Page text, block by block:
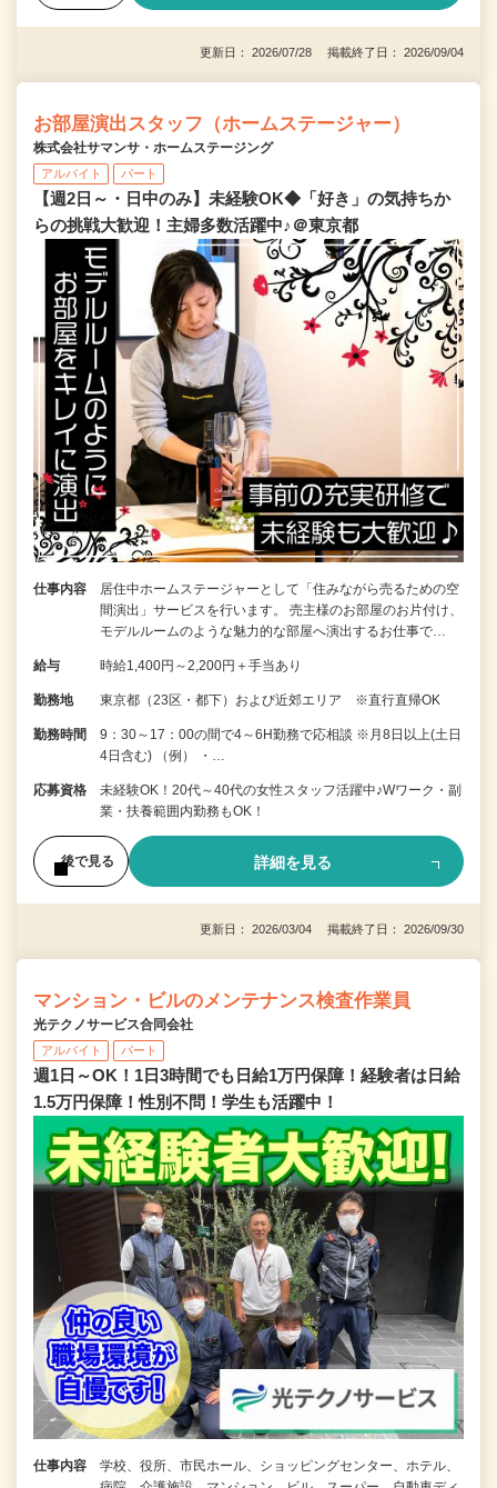
更新日： 2026/07/28 掲載終了日： 2026/09/04
お部屋演出スタッフ（ホームステージャー）
株式会社サマンサ・ホームステージング
アルバイト パート
【週2日～・日中のみ】未経験OK◆「好き」の気持ちか
らの挑戦大歓迎！主婦多数活躍中♪＠東京都
仕事内容
居住中ホームステージャーとして「住みながら売るための空
間演出」サービスを行います。 売主様のお部屋のお片付け、
モデルルームのような魅力的な部屋へ演出するお仕事で…
給与 時給1,400円～2,200円＋手当あり
勤務地 東京都（23区・都下）および近郊エリア ※直行直帰OK
勤務時間
9：30～17：00の間で4～6H勤務で応相談 ※月8日以上(土日
4日含む) （例） ・…
応募資格
未経験OK！20代～40代の女性スタッフ活躍中♪Wワーク・副
業・扶養範囲内勤務もOK！
後で見る 詳細を見る
更新日： 2026/03/04 掲載終了日： 2026/09/30
マンション・ビルのメンテナンス検査作業員
光テクノサービス合同会社
アルバイト パート
週1日～OK！1日3時間でも日給1万円保障！経験者は日給
1.5万円保障！性別不問！学生も活躍中！
仕事内容
学校、役所、市民ホール、ショッピングセンター、ホテル、